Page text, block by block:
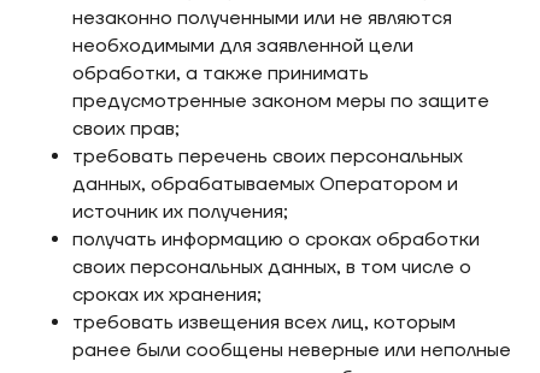
незаконно полученными или не являются
необходимыми для заявленной цели
обработки, а также принимать
предусмотренные законом меры по защите
своих прав;
требовать перечень своих персональных
данных, обрабатываемых Оператором и
источник их получения;
получать информацию о сроках обработки
своих персональных данных, в том числе о
сроках их хранения;
требовать извещения всех лиц, которым
ранее были сообщены неверные или неполные